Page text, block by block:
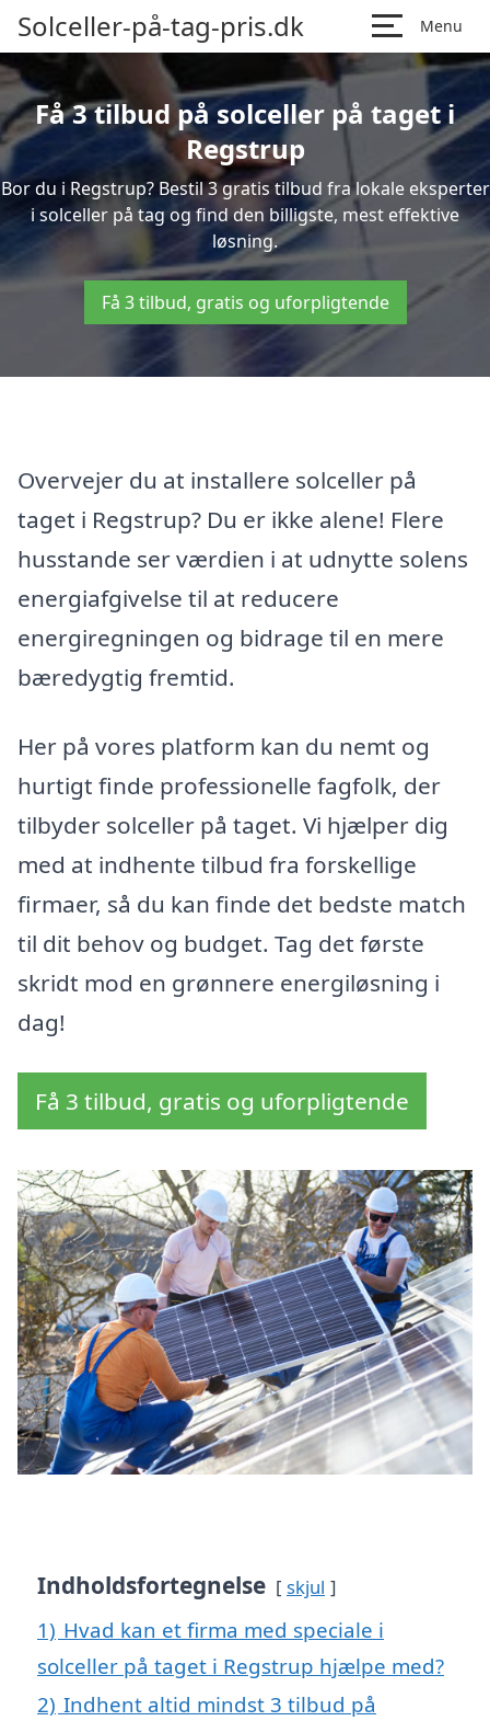
Solceller-på-tag-pris.dk Menu
Få 3 tilbud på solceller på taget i
Regstrup
Bor du i Regstrup? Bestil 3 gratis tilbud fra lokale eksperter
i solceller på tag og find den billigste, mest effektive
løsning.
Få 3 tilbud, gratis og uforpligtende
Overvejer du at installere solceller på
taget i Regstrup? Du er ikke alene! Flere
husstande ser værdien i at udnytte solens
energiafgivelse til at reducere
energiregningen og bidrage til en mere
bæredygtig fremtid.
Her på vores platform kan du nemt og
hurtigt finde professionelle fagfolk, der
tilbyder solceller på taget. Vi hjælper dig
med at indhente tilbud fra forskellige
firmaer, så du kan finde det bedste match
til dit behov og budget. Tag det første
skridt mod en grønnere energiløsning i
dag!
Få 3 tilbud, gratis og uforpligtende
Indholdsfortegnelse skjul
1) Hvad kan et firma med speciale i
solceller på taget i Regstrup hjælpe med?
2) Indhent altid mindst 3 tilbud på